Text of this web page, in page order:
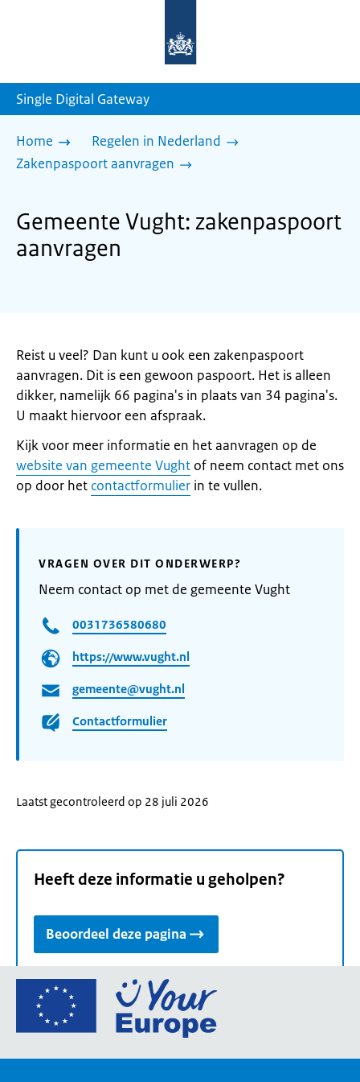
homepage
Single Digital Gateway
Home
Regelen in Nederland
Zakenpaspoort aanvragen
Gemeente Vught: zakenpaspoort
aanvragen
Reist u veel? Dan kunt u ook een zakenpaspoort
aanvragen. Dit is een gewoon paspoort. Het is alleen
dikker, namelijk 66 pagina's in plaats van 34 pagina's.
U maakt hiervoor een afspraak.
Kijk voor meer informatie en het aanvragen op de
website van gemeente Vught of neem contact met ons
op door het contactformulier in te vullen.
VRAGEN OVER DIT ONDERWERP?
Neem contact op met de gemeente Vught
0031736580680
https://www.vught.nl
gemeente@vught.nl
Contactformulier
Laatst gecontroleerd op 28 juli 2026
Heeft deze informatie u geholpen?
Beoordeel deze pagina
Ga
de